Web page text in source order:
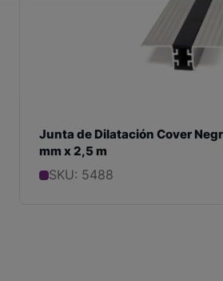
Junta de Dilatación Cover
mm x 2,5 m
SKU: 5488